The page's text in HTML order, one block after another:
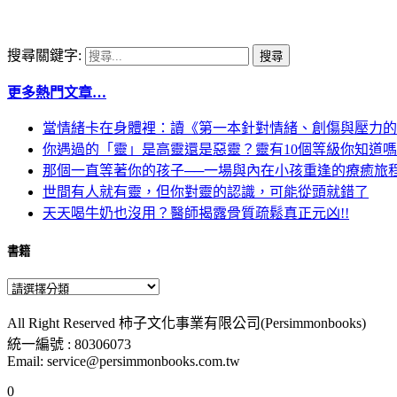
搜尋關鍵字:
更多熱門文章…
當情緒卡在身體裡：讀《第一本針對情緒、創傷與壓力的
你遇過的「靈」是高靈還是惡靈？靈有10個等級你知道嗎
那個一直等著你的孩子──一場與內在小孩重逢的療癒旅
世間有人就有靈，但你對靈的認識，可能從頭就錯了
天天喝牛奶也沒用？醫師揭露骨質疏鬆真正元凶!!
書籍
All Right Reserved 柿子文化事業有限公司(Persimmonbooks)
統一編號 : 80306073
Email: service@persimmonbooks.com.tw
0